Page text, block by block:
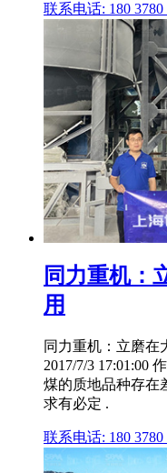
联系电话: 180 3780
同力重机：
用
同力重机：立磨在
2017/7/3 17:01:00
煤的质地品种存在
求有必定 .
联系电话: 180 3780